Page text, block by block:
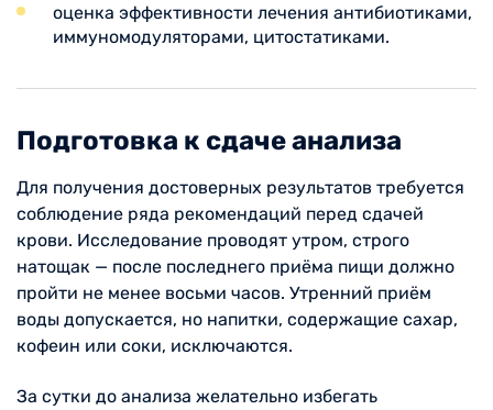
оценка эффективности лечения антибиотиками,
иммуномодуляторами, цитостатиками.
Подготовка к сдаче анализа
Для получения достоверных результатов требуется
соблюдение ряда рекомендаций перед сдачей
крови. Исследование проводят утром, строго
натощак — после последнего приёма пищи должно
пройти не менее восьми часов. Утренний приём
воды допускается, но напитки, содержащие сахар,
кофеин или соки, исключаются.
За сутки до анализа желательно избегать